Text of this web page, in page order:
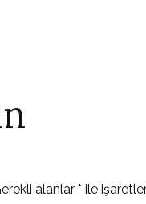
alanlar * ile